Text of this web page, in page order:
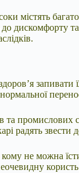
містять
дискомфорту
та промислових
радять звести
кому не можна